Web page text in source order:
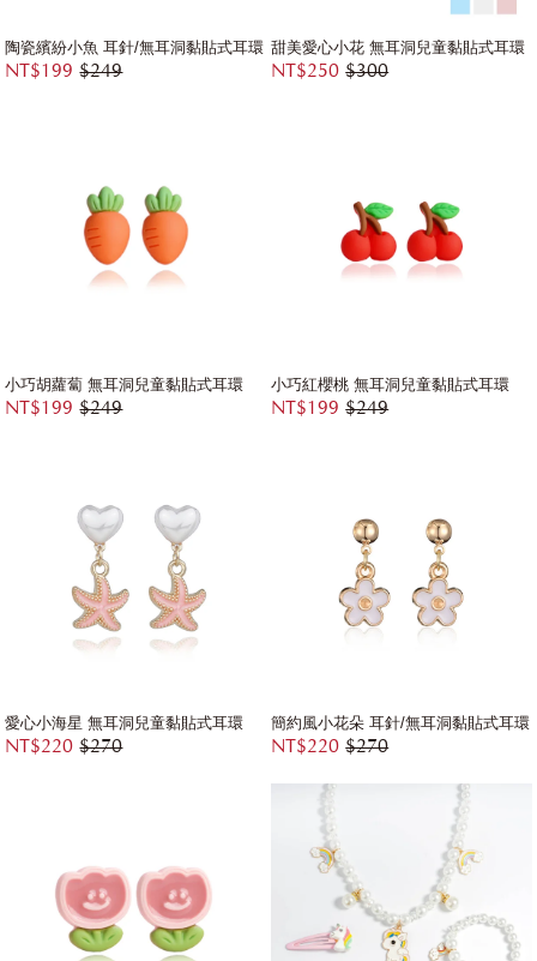
陶瓷繽紛小魚 耳針/無耳洞黏貼式耳環
NT$199 $249
甜美愛心小花 無耳洞兒童黏貼式耳環
NT$250 $300
小巧胡蘿蔔 無耳洞兒童黏貼式耳環
NT$199 $249
小巧紅櫻桃 無耳洞兒童黏貼式耳環
NT$199 $249
愛心小海星 無耳洞兒童黏貼式耳環
NT$220 $270
簡約風小花朵 耳針/無耳洞黏貼式耳環
NT$220 $270